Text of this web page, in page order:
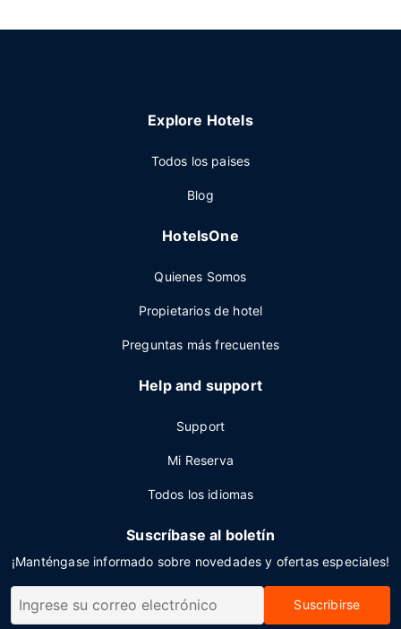
Explore Hotels
Todos los paises
Blog
HotelsOne
Quienes Somos
Propietarios de hotel
Preguntas más frecuentes
Help and support
Support
Mi Reserva
Todos los idiomas
Suscríbase al boletín
¡Manténgase informado sobre novedades y ofertas especiales!
Suscribirse